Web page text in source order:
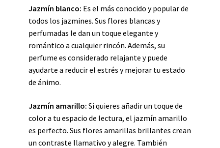
Jazmín blanco: Es el más conocido y popular de
todos los jazmines. Sus flores blancas y
perfumadas le dan un toque elegante y
romántico a cualquier rincón. Además, su
perfume es considerado relajante y puede
ayudarte a reducir el estrés y mejorar tu estado
de ánimo.
Jazmín amarillo: Si quieres añadir un toque de
color a tu espacio de lectura, el jazmín amarillo
es perfecto. Sus flores amarillas brillantes crean
un contraste llamativo y alegre. También